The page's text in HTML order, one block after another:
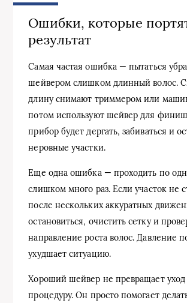
Ошибки, которые
результат
Самая частая ошибка — пытаться
шейвером слишком длинный волос.
длину снимают триммером или
потом используют шейвер для
прибор будет дергать, забиваться и
неровные участки.
Еще одна ошибка — проходить по
слишком много раз. Если участок не
после нескольких аккуратных
остановиться, очистить сетку и
направление роста волос. Давление
ухудшает ситуацию.
Хороший шейвер не превращает
процедуру. Он просто помогает